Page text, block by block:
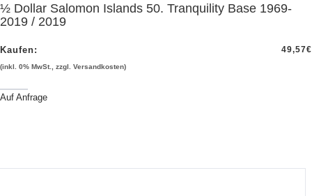
½ Dollar Salomon Islands 50. Tranquility Base 1969-
2019 / 2019
Kaufen: 49,57€
(inkl. 0% MwSt., zzgl. Versandkosten)
Auf Anfrage